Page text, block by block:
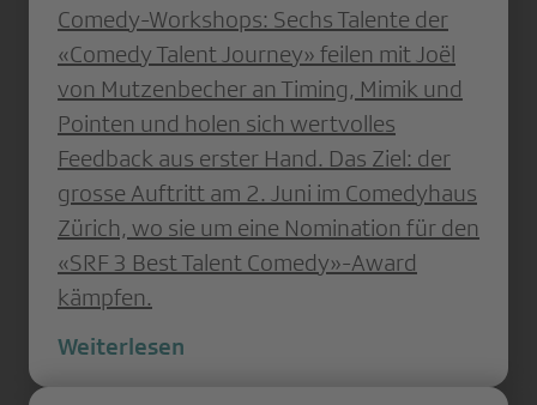
Comedy-Workshops: Sechs Talente der
«Comedy Talent Journey» feilen mit Joël
von Mutzenbecher an Timing, Mimik und
Pointen und holen sich wertvolles
Feedback aus erster Hand. Das Ziel: der
grosse Auftritt am 2. Juni im Comedyhaus
Zürich, wo sie um eine Nomination für den
«SRF 3 Best Talent Comedy»-Award
kämpfen.
Weiterlesen